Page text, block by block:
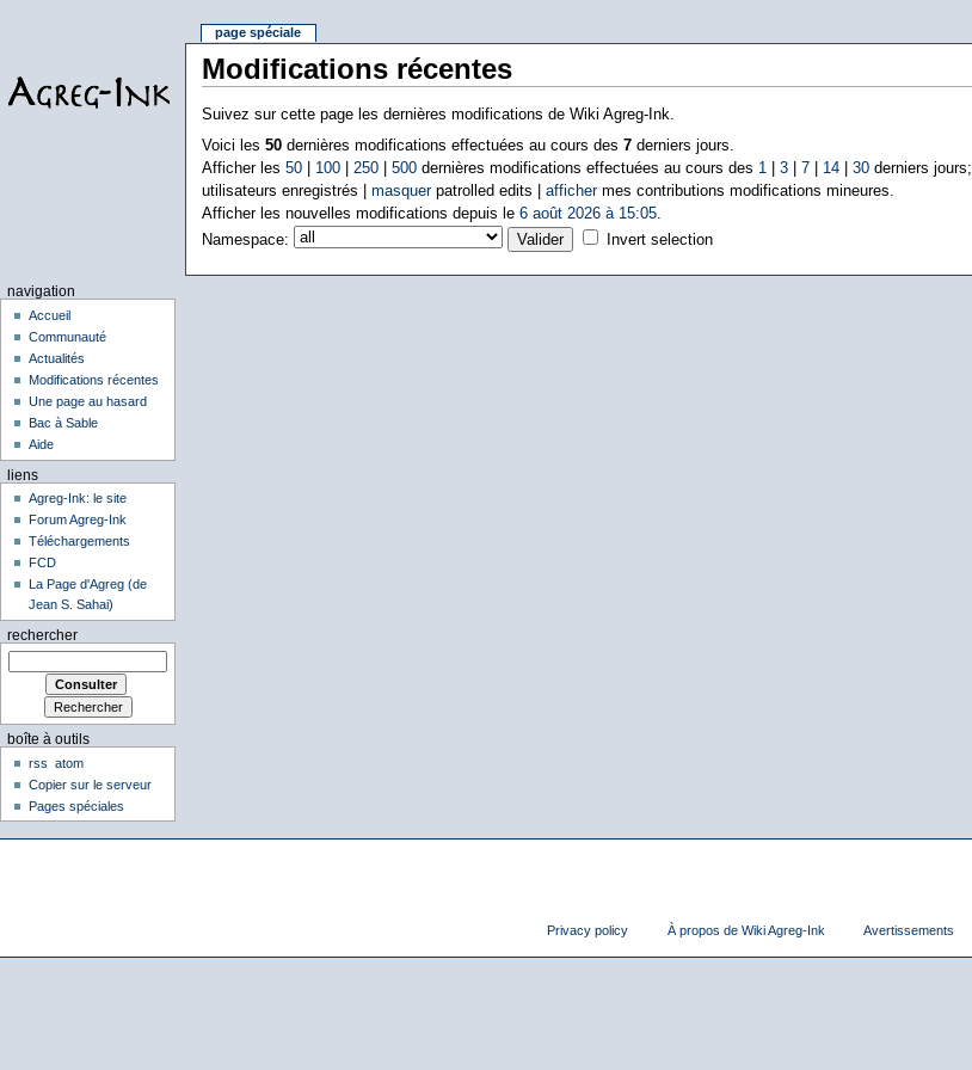
Modifications récentes
Suivez sur cette page les dernières modifications de Wiki Agreg-Ink.
Voici les 50dernières modifications effectuées au cours des 7derniers jours.
Afficher les 50| 100| 250| 500dernières modifications effectuées au cours des 1 3| 7| 14| 30derniers jours;
utilisateurs enregistrés | masquerpatrolled edits | affichermes contributions modifications mineures.
Afficher les nouvelles modifications depuis le 6 août 2026 à 15:05.
Namespace:
Invert selection
page spéciale
navigation
Accueil
Communauté
Actualités
Modifications récentes
Une page au hasard
Bac à Sable
Aide
liens
Agreg-Ink: le site
Forum Agreg-Ink
Téléchargements
FCD
La Page d'Agreg (de
Jean S. Sahai)
rechercher
boîte à outils
rss
atom
Copier sur le serveur
Pages spéciales
Privacy policy À propos de Wiki Agreg-Ink Avertissements